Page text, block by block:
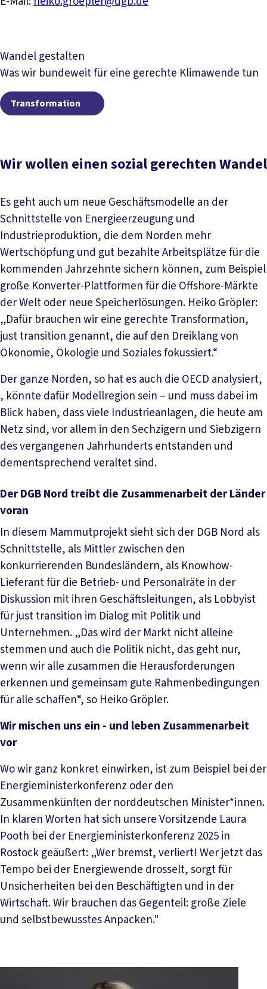
Wandel gestalten
Was wir bundeweit für eine gerechte Klimawende tun
Transformation Transformation
Wir wollen einen sozial gerechten Wandel
Es geht auch um neue Geschäftsmodelle an der
Schnittstelle von Energieerzeugung und
Industrieproduktion, die dem Norden mehr
Wertschöpfung und gut bezahlte Arbeitsplätze für die
kommenden Jahrzehnte sichern können, zum Beispiel
große Konverter-Plattformen für die Offshore-Märkte
der Welt oder neue Speicherlösungen. Heiko Gröpler:
„Dafür brauchen wir eine gerechte Transformation,
just transition genannt, die auf den Dreiklang von
Ökonomie, Ökologie und Soziales fokussiert.“
Der ganze Norden, so hat es auch die OECD analysiert,
, könnte dafür Modellregion sein – und muss dabei im
Blick haben, dass viele Industrieanlagen, die heute am
Netz sind, vor allem in den Sechzigern und Siebzigern
des vergangenen Jahrhunderts entstanden und
dementsprechend veraltet sind.
Der DGB Nord treibt die Zusammenarbeit der Länder
voran
In diesem Mammutprojekt sieht sich der DGB Nord als
Schnittstelle, als Mittler zwischen den
konkurrierenden Bundesländern, als Knowhow-
Lieferant für die Betrieb- und Personalräte in der
Diskussion mit ihren Geschäftsleitungen, als Lobbyist
für just transition im Dialog mit Politik und
Unternehmen. „Das wird der Markt nicht alleine
stemmen und auch die Politik nicht, das geht nur,
wenn wir alle zusammen die Herausforderungen
erkennen und gemeinsam gute Rahmenbedingungen
für alle schaffen“, so Heiko Gröpler.
Wir mischen uns ein - und leben Zusammenarbeit
vor
Wo wir ganz konkret einwirken, ist zum Beispiel bei der
Energieministerkonferenz oder den
Zusammenkünften der norddeutschen Minister*innen.
In klaren Worten hat sich unsere Vorsitzende Laura
Pooth bei der Energieministerkonferenz 2025 in
Rostock geäußert: „Wer bremst, verliert! Wer jetzt das
Tempo bei der Energiewende drosselt, sorgt für
Unsicherheiten bei den Beschäftigten und in der
Wirtschaft. Wir brauchen das Gegenteil: große Ziele
und selbstbewusstes Anpacken."